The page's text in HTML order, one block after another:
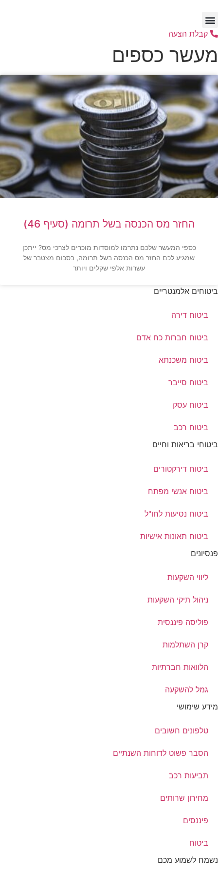
לתוכן
קבלת הצעה
מעשר כספים
החזר מס הכנסה בשל תרומה (סעיף 46)
כספי המעשר שלכם נתרמו למוסדות מוכרים לצרכי מס? ייתכן
שמגיע לכם החזר מס הכנסה בשל תרומה, בסכום מצטבר של
עשרות אלפי שקלים ויותר
ביטוחים אלמנטריים
ביטוח דירה
ביטוח חברות כח אדם
ביטוח משכנתא
ביטוח סייבר
ביטוח עסק
ביטוח רכב
ביטוחי בריאות וחיים
ביטוח דירקטורים
ביטוח אנשי מפתח
ביטוח נסיעות לחו"ל
ביטוח תאונות אישיות
פנסיונים
ליווי השקעות
ניהול תיקי השקעות
פוליסה פיננסית
קרן השתלמות
הלוואות חברתיות
גמל להשקעה
מידע שימושי
טלפונים חשובים
הסבר פשוט לדוחות השנתיים
תביעות רכב
מחירון שרותים
פיננסים
ביטוח
נשמח לשמוע מכם